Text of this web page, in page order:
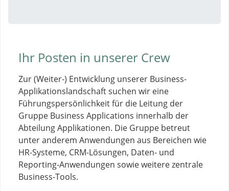
Ihr Posten in unserer Crew
Zur (Weiter-) Entwicklung unserer Business-
Applikationslandschaft suchen wir eine
Führungspersönlichkeit für die Leitung der
Gruppe Business Applications innerhalb der
Abteilung Applikationen. Die Gruppe betreut
unter anderem Anwendungen aus Bereichen wie
HR-Systeme, CRM-Lösungen, Daten- und
Reporting-Anwendungen sowie weitere zentrale
Business-Tools.